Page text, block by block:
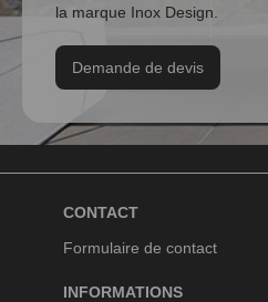
la marque Inox Design.
Demande de devis
CONTACT
Formulaire de contact
INFORMATIONS